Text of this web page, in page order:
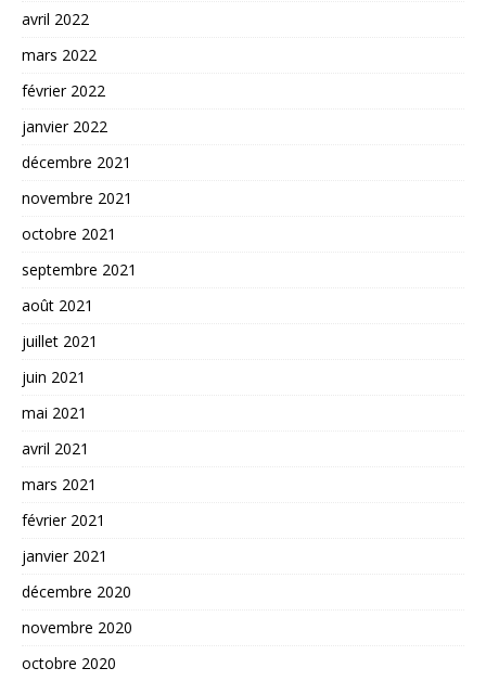
avril 2022
mars 2022
février 2022
janvier 2022
décembre 2021
novembre 2021
octobre 2021
septembre 2021
août 2021
juillet 2021
juin 2021
mai 2021
avril 2021
mars 2021
février 2021
janvier 2021
décembre 2020
novembre 2020
octobre 2020